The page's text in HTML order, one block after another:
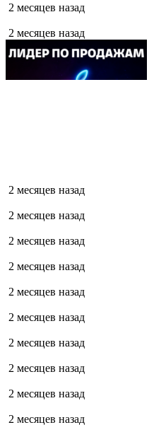
2 месяцев назад
2 месяцев назад
2 месяцев назад
2 месяцев назад
2 месяцев назад
2 месяцев назад
2 месяцев назад
2 месяцев назад
2 месяцев назад
2 месяцев назад
2 месяцев назад
2 месяцев назад